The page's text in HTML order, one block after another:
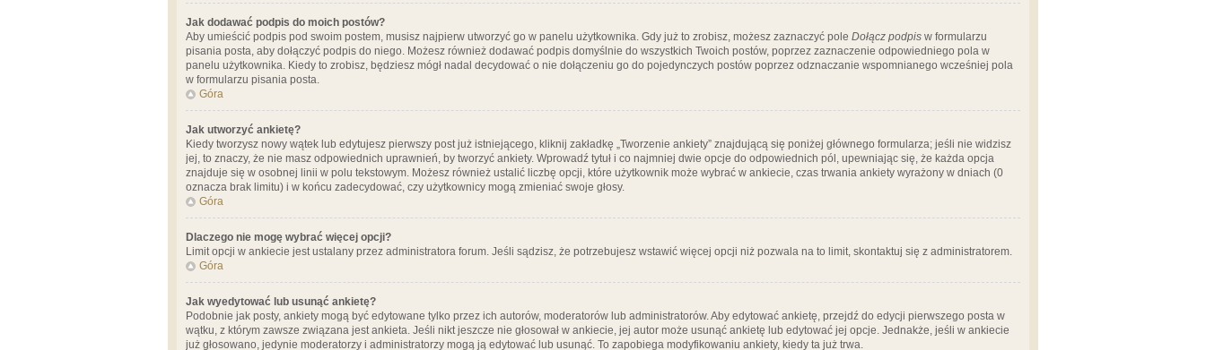
Jak dodawać podpis do moich postów?
Aby umieścić podpis pod swoim postem, musisz najpierw utworzyć go w panelu użytkownika. Gdy już to zrobisz, możesz zaznaczyć pole Dołącz podpis w formularzu
pisania posta, aby dołączyć podpis do niego. Możesz również dodawać podpis domyślnie do wszystkich Twoich postów, poprzez zaznaczenie odpowiedniego pola w
panelu użytkownika. Kiedy to zrobisz, będziesz mógł nadal decydować o nie dołączeniu go do pojedynczych postów poprzez odznaczanie wspomnianego wcześniej pola
w formularzu pisania posta.
Góra
Jak utworzyć ankietę?
Kiedy tworzysz nowy wątek lub edytujesz pierwszy post już istniejącego, kliknij zakładkę „Tworzenie ankiety” znajdującą się poniżej głównego formularza; jeśli nie widzisz
jej, to znaczy, że nie masz odpowiednich uprawnień, by tworzyć ankiety. Wprowadź tytuł i co najmniej dwie opcje do odpowiednich pól, upewniając się, że każda opcja
znajduje się w osobnej linii w polu tekstowym. Możesz również ustalić liczbę opcji, które użytkownik może wybrać w ankiecie, czas trwania ankiety wyrażony w dniach (0
oznacza brak limitu) i w końcu zadecydować, czy użytkownicy mogą zmieniać swoje głosy.
Góra
Dlaczego nie mogę wybrać więcej opcji?
Limit opcji w ankiecie jest ustalany przez administratora forum. Jeśli sądzisz, że potrzebujesz wstawić więcej opcji niż pozwala na to limit, skontaktuj się z administratorem.
Góra
Jak wyedytować lub usunąć ankietę?
Podobnie jak posty, ankiety mogą być edytowane tylko przez ich autorów, moderatorów lub administratorów. Aby edytować ankietę, przejdź do edycji pierwszego posta w
wątku, z którym zawsze związana jest ankieta. Jeśli nikt jeszcze nie głosował w ankiecie, jej autor może usunąć ankietę lub edytować jej opcje. Jednakże, jeśli w ankiecie
już głosowano, jedynie moderatorzy i administratorzy mogą ją edytować lub usunąć. To zapobiega modyfikowaniu ankiety, kiedy ta już trwa.